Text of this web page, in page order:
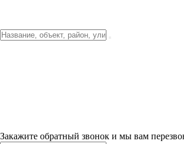
Закажите обратный звонок и мы вам